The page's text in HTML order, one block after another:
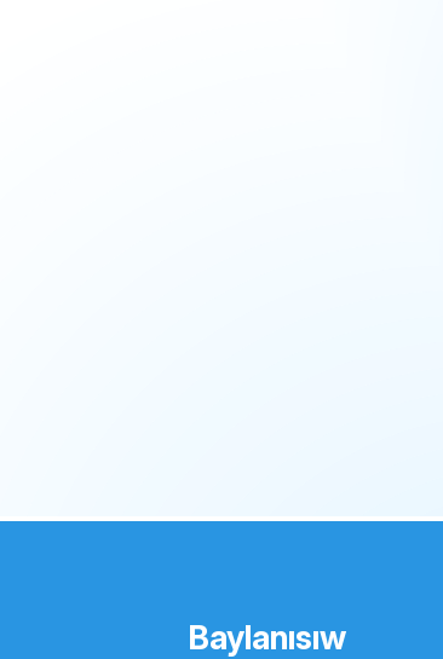
Baylanısıw